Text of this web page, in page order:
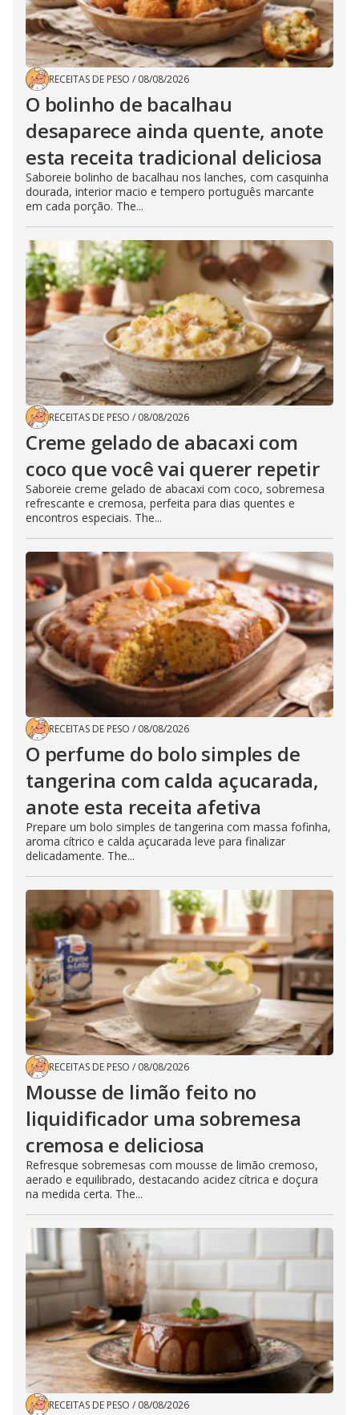
RECEITAS DE PESO / 08/08/2026
O bolinho de bacalhau
desaparece ainda quente, anote
esta receita tradicional deliciosa
Saboreie bolinho de bacalhau nos lanches, com casquinha
dourada, interior macio e tempero português marcante
em cada porção. The...
RECEITAS DE PESO / 08/08/2026
Creme gelado de abacaxi com
coco que você vai querer repetir
Saboreie creme gelado de abacaxi com coco, sobremesa
refrescante e cremosa, perfeita para dias quentes e
encontros especiais. The...
RECEITAS DE PESO / 08/08/2026
O perfume do bolo simples de
tangerina com calda açucarada,
anote esta receita afetiva
Prepare um bolo simples de tangerina com massa fofinha,
aroma cítrico e calda açucarada leve para finalizar
delicadamente. The...
RECEITAS DE PESO / 08/08/2026
Mousse de limão feito no
liquidificador uma sobremesa
cremosa e deliciosa
Refresque sobremesas com mousse de limão cremoso,
aerado e equilibrado, destacando acidez cítrica e doçura
na medida certa. The...
RECEITAS DE PESO / 08/08/2026